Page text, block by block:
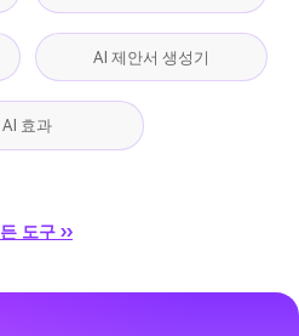
AI 제안서 생성기
AI 효과
도구 ››